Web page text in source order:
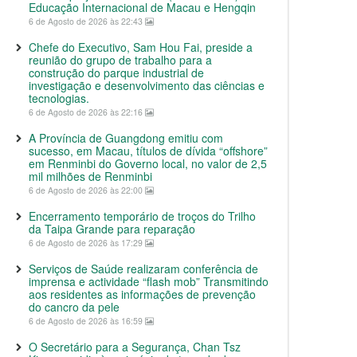
Educação Internacional de Macau e Hengqin
6 de Agosto de 2026 às 22:43
Chefe do Executivo, Sam Hou Fai, preside a
reunião do grupo de trabalho para a
construção do parque industrial de
investigação e desenvolvimento das ciências e
tecnologias.
6 de Agosto de 2026 às 22:16
A Província de Guangdong emitiu com
sucesso, em Macau, títulos de dívida “offshore”
em Renminbi do Governo local, no valor de 2,5
mil milhões de Renminbi
6 de Agosto de 2026 às 22:00
Encerramento temporário de troços do Trilho
da Taipa Grande para reparação
6 de Agosto de 2026 às 17:29
Serviços de Saúde realizaram conferência de
imprensa e actividade “flash mob” Transmitindo
aos residentes as informações de prevenção
do cancro da pele
6 de Agosto de 2026 às 16:59
O Secretário para a Segurança, Chan Tsz